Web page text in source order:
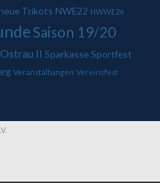
neue Trikots NWE22 NWWE26
Saison 19/20
II SparkasseSportfest
Veranstaltungen Vereinsfest